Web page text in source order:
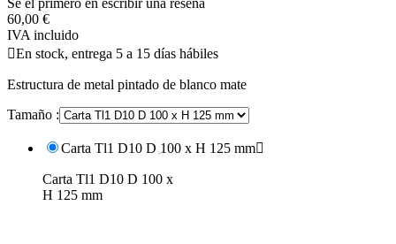
Se el primero en escribir una reseña
60,00 €
IVA incluido
En stock, entrega 5 a 15 días hábiles
Estructura de metal pintado de blanco mate
Tamaño :
Carta Tl1 D10 D 100 x H 125 mm
Carta Tl1 D10 D 100 x
H 125 mm